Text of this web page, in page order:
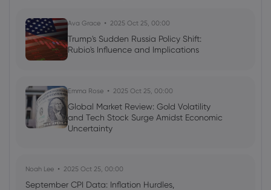
Ava Grace 2025 Oct 25, 00:00
Trump's Sudden Russia Policy Shift:
Rubio's Influence and Implications
Emma Rose 2025 Oct 25, 00:00
Global Market Review: Gold Volatility
and Tech Stock Surge Amidst Economic
Uncertainty
Noah Lee 2025 Oct 25, 00:00
September CPI Data: Inflation Hurdles,